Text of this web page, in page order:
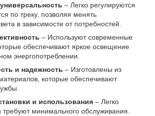
– Легко регулируются
по треку, позволяя менять
в зависимости от потребностей.
– Используют современные
обеспечивают яркое освещение
энергопотреблении.
и надежность – Изготовлены из
которые обеспечивают
и использования – Легко
требуют минимального обслуживания.